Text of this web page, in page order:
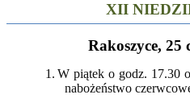
XII
Rakoszyce, 25
1. W piątek o godz. 17.30
nabożeństwo